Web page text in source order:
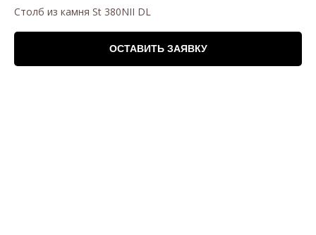
Столб из камня St 380NII DL
ОСТАВИТЬ ЗАЯВКУ